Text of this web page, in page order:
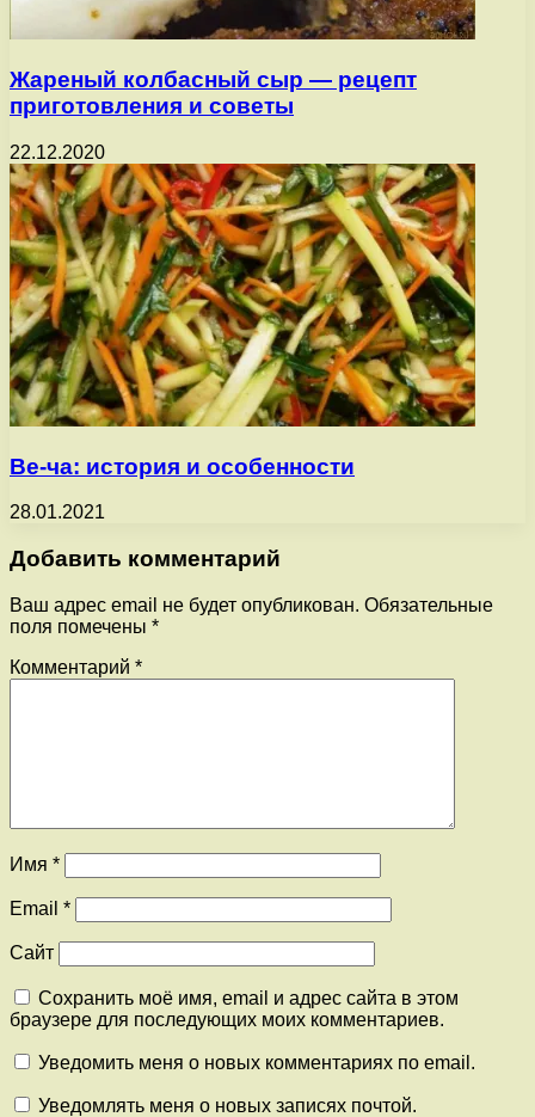
Жареный колбасный сыр — рецепт
приготовления и советы
22.12.2020
Ве-ча: история и особенности
28.01.2021
Добавить комментарий
Ваш адрес email не будет опубликован. Обязательные
поля помечены *
Комментарий *
Имя *
Email *
Сайт
Сохранить моё имя, email и адрес сайта в этом
браузере для последующих моих комментариев.
Уведомить меня о новых комментариях по email.
Уведомлять меня о новых записях почтой.